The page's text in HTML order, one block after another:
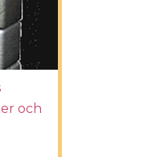
och